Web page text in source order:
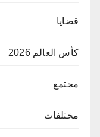
قضايا
كأس العالم 2026
مجتمع
مختلفات